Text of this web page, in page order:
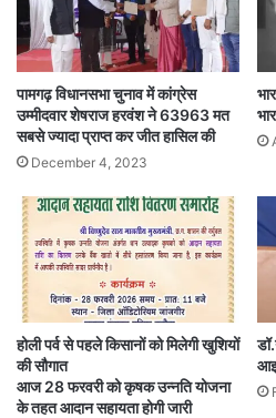
पामगढ़ विधानसभा चुनाव में कांग्रेस
उम्मीदवार शेषराज हरवंश ने 63963 मत
सबसे ज्यादा प्राप्त कर जीत हासिल की
December 4, 2023
होली पर्व से पहले किसानों को मिलेगी खुशियों
की सौगात
आज 28 फरवरी को कृषक उन्नति योजना
के तहत आदान सहायता होगी जारी